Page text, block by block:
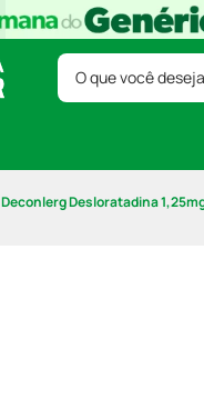
O que você
Deconlerg Desloratadina